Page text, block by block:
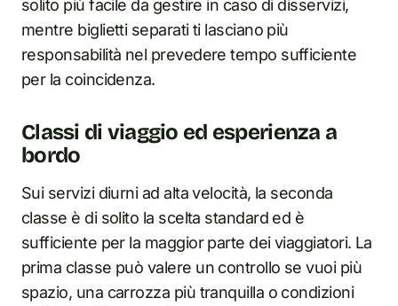
solito più facile da gestire in caso di disservizi,
mentre biglietti separati ti lasciano più
responsabilità nel prevedere tempo sufficiente
per la coincidenza.
Classi di viaggio ed esperienza a
bordo
Sui servizi diurni ad alta velocità, la seconda
classe è di solito la scelta standard ed è
sufficiente per la maggior parte dei viaggiatori. La
prima classe può valere un controllo se vuoi più
spazio, una carrozza più tranquilla o condizioni